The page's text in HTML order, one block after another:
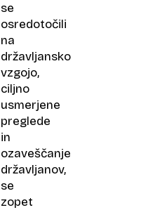
se
osredotočili
na
državljansko
vzgojo,
ciljno
usmerjene
preglede
in
ozaveščanje
državljanov,
se
zopet